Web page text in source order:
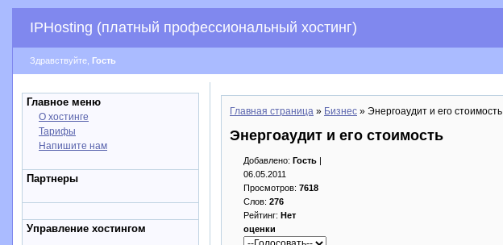
IPHosting (платный профессиональный хостинг)
Здравствуйте, Гость
Главное меню
О хостинге
Тарифы
Напишите нам
Партнеры
Управление хостингом
Главная страница » Бизнес » Энергоаудит и его стоимость
Энергоаудит и его стоимость
Добавлено: Гость |
06.05.2011
Просмотров: 7618
Слов: 276
Рейтинг: Нет
оценки